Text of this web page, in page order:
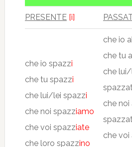
PRESENTE [i]
che io spazzi
che tu spazzi
che lui/lei spazzi
che noi spazziamo
che voi spazziate
che loro spazzino
che io
che tu
che
che
che